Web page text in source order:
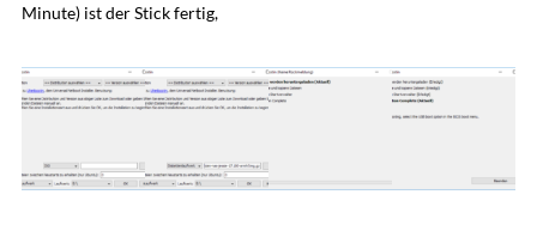
Minute) ist der Stick fertig,